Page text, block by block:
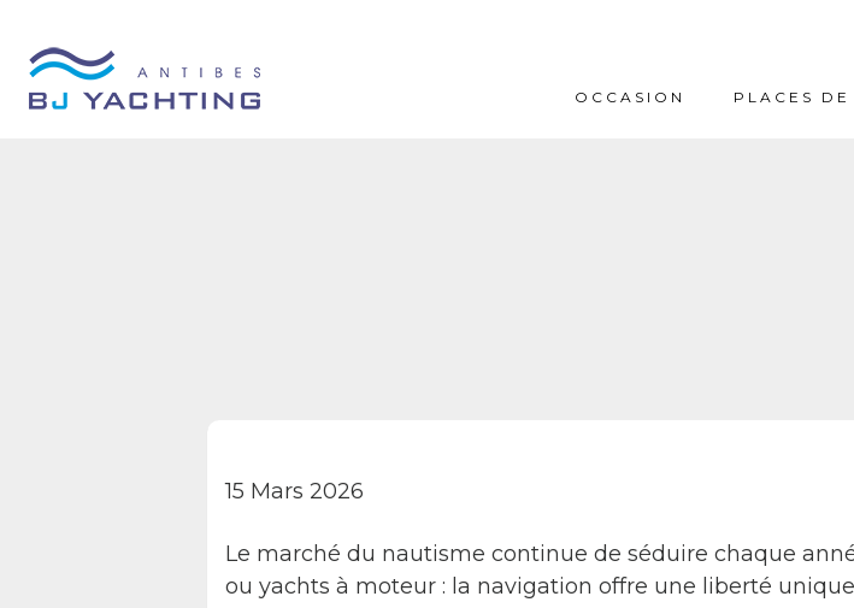
OCCASION PLACES DE
15 Mars 2026
Le marché du nautisme continue de séduire chaque
ou yachts à moteur : la navigation offre une liberté